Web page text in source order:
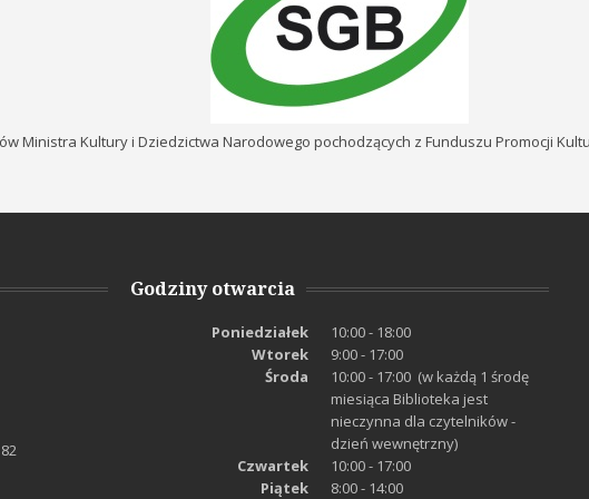
Ministra Kultury i Dziedzictwa Narodowego pochodzących z Funduszu Promocji
Godziny otwarcia
Poniedziałek
10:00 - 18:00
Wtorek
9:00 - 17:00
Środa
10:00 - 17:00 (w każdą 1 środę
miesiąca Biblioteka jest
nieczynna dla czytelników -
dzień wewnętrzny)
Czwartek
10:00 - 17:00
Piątek
8:00 - 14:00